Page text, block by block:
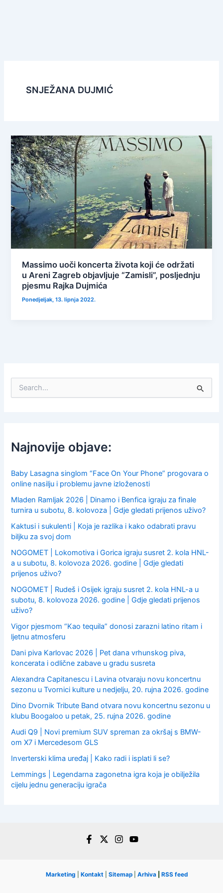
SNJEŽANA DUJMIĆ
Massimo uoči koncerta života koji će održati
u Areni Zagreb objavljuje “Zamisli”, posljednju
pjesmu Rajka Dujmića
Ponedjeljak, 13. lipnja 2022.
f
o
:
Najnovije objave:
Baby Lasagna singlom “Face On Your Phone” progovara o
online nasilju i problemu javne izloženosti
Mladen Ramljak 2026 | Dinamo i Benfica igraju za finale
turnira u subotu, 8. kolovoza | Gdje gledati prijenos uživo?
Kaktusi i sukulenti | Koja je razlika i kako odabrati pravu
biljku za svoj dom
NOGOMET | Lokomotiva i Gorica igraju susret 2. kola HNL-
a u subotu, 8. kolovoza 2026. godine | Gdje gledati
prijenos uživo?
NOGOMET | Rudeš i Osijek igraju susret 2. kola HNL-a u
subotu, 8. kolovoza 2026. godine | Gdje gledati prijenos
uživo?
Vigor pjesmom “Kao tequila” donosi zarazni latino ritam i
ljetnu atmosferu
Dani piva Karlovac 2026 | Pet dana vrhunskog piva,
koncerata i odlične zabave u gradu susreta
Alexandra Capitanescu i Lavina otvaraju novu koncertnu
sezonu u Tvornici kulture u nedjelju, 20. rujna 2026. godine
Dino Dvornik Tribute Band otvara novu koncertnu sezonu u
klubu Boogaloo u petak, 25. rujna 2026. godine
Audi Q9 | Novi premium SUV spreman za okršaj s BMW-
om X7 i Mercedesom GLS
Inverterski klima uređaj | Kako radi i isplati li se?
Lemmings | Legendarna zagonetna igra koja je obilježila
cijelu jednu generaciju igrača
Marketing Kontakt Sitemap Arhiva RSS feed